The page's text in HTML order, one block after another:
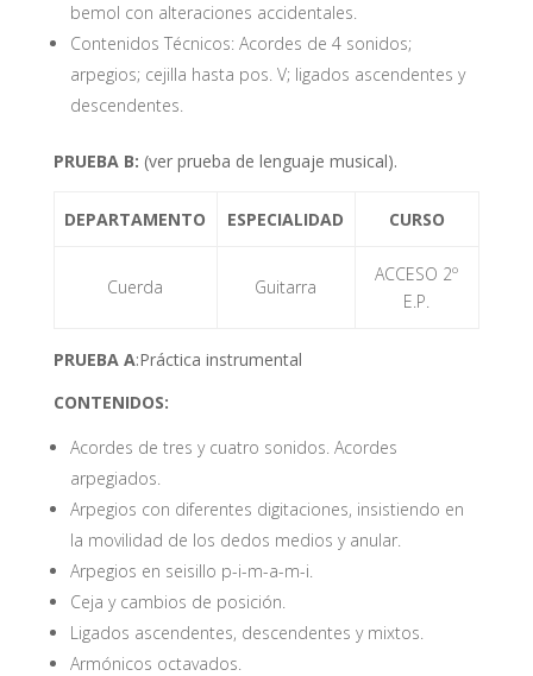
bemol con alteraciones accidentales.
Contenidos Técnicos: Acordes de 4 sonidos;
arpegios; cejilla hasta pos. V; ligados ascendentes y
descendentes.
PRUEBA B: (ver prueba de lenguaje musical).
DEPARTAMENTO ESPECIALIDAD CURSO
Cuerda Guitarra
ACCESO 2º
E.P.
PRUEBA A:Práctica instrumental
CONTENIDOS:
Acordes de tres y cuatro sonidos. Acordes
arpegiados.
Arpegios con diferentes digitaciones, insistiendo en
la movilidad de los dedos medios y anular.
Arpegios en seisillo p-i-m-a-m-i.
Ceja y cambios de posición.
Ligados ascendentes, descendentes y mixtos.
Armónicos octavados.